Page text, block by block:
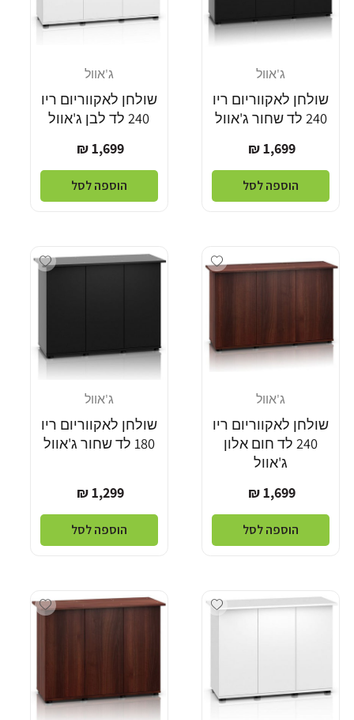
ג'אוול
שולחן לאקווריום ריו
240 לד שחור ג'אוול
מחיר
רגיל
1,699 ₪
הוספה לסל
ג'אוול
שולחן לאקווריום ריו
240 לד לבן ג'אוול
מחיר
רגיל
1,699 ₪
הוספה לסל
Add wishlist
ג'אוול
שולחן לאקווריום ריו
240 לד חום אלון
ג'אוול
מחיר
רגיל
1,699 ₪
הוספה לסל
wishlist
ג'אוול
שולחן לאקווריום ריו
180 לד שחור ג'אוול
מחיר
רגיל
1,299 ₪
הוספה לסל
Add wishlist
wishlist